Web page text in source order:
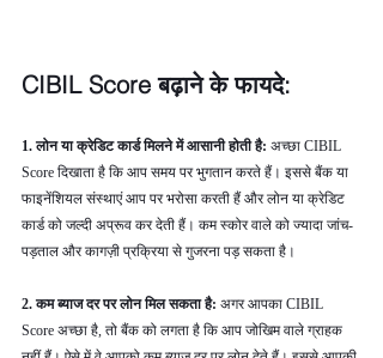
CIBIL Score बढ़ाने के फायदे:
1. लोन या क्रेडिट कार्ड मिलने में आसानी होती है: अच्छा CIBIL
Score दिखाता है कि आप समय पर भुगतान करते हैं। इससे बैंक या
फाइनेंशियल संस्थाएं आप पर भरोसा करती हैं और लोन या क्रेडिट
कार्ड को जल्दी अप्रूव कर देती हैं। कम स्कोर वाले को ज्यादा जांच-
पड़ताल और कागज़ी प्रक्रिया से गुजरना पड़ सकता है।
2. कम ब्याज दर पर लोन मिल सकता है: अगर आपका CIBIL
Score अच्छा है, तो बैंक को लगता है कि आप जोखिम वाले ग्राहक